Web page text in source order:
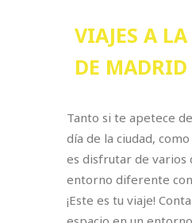
VIAJES A
DE MADRID
Tanto si te apetece
día de la ciudad,
es disfrutar de varios
entorno diferente
¡Este es tu viaje!